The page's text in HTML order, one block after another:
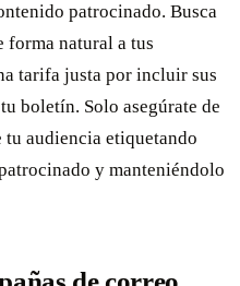
patrocinado. Busca
forma natural a tus
tarifa justa por incluir sus
boletín. Solo asegúrate de
audiencia etiquetando
y manteniéndolo